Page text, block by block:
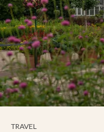
TRAVEL